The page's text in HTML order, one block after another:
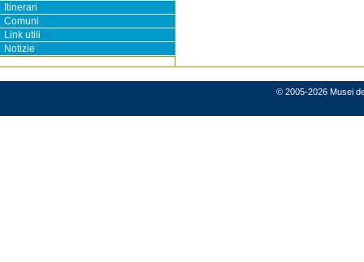
Itinerari
Comuni
Link utili
Notizie
© 2005-2026 Musei